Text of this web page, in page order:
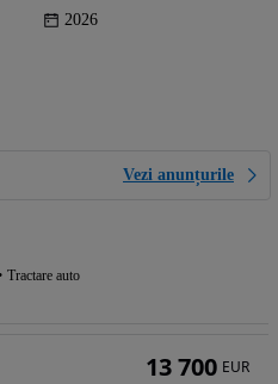
2026
Vezi anunțurile
Tractare auto
13 700 EUR